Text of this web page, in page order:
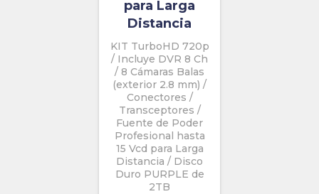
para Larga
Distancia
KIT TurboHD 720p
/ Incluye DVR 8 Ch
/ 8 Cámaras Balas
(exterior 2.8 mm) /
Conectores /
Transceptores /
Fuente de Poder
Profesional hasta
15 Vcd para Larga
Distancia / Disco
Duro PURPLE de
2TB